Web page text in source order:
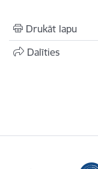
Drukāt lapu
Dalīties